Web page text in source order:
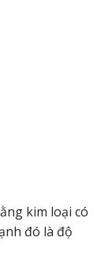
kim loại có
đó là độ